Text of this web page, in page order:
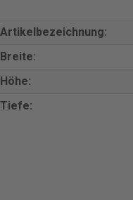
Artikelbezeichnung:
Breite:
Höhe:
Tiefe: